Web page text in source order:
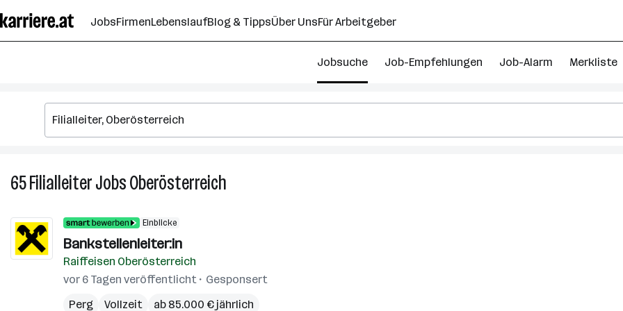
Seiteninhalt
springen
JobsFirmenLebenslaufBlog & TippsÜber UnsFür Arbeitgeber
Jobsuche Job-Empfehlungen Job-Alarm Merkliste
65FilialleiterJobsOberösterreich
Einblicke
Bankstellenleiter:in
Raiffeisen Oberösterreich
vor 6 Tagen veröffentlicht
Gesponsert
Perg
Vollzeit ab 85.000 € jährlich